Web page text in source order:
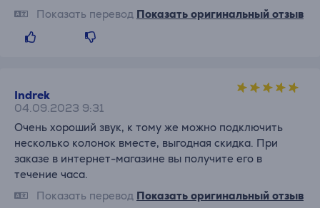
Показать перевод Показать оригинальный отзыв
Indrek
04.09.2023 9:31
Очень хороший звук, к тому же можно подключить
несколько колонок вместе, выгодная скидка. При
заказе в интернет-магазине вы получите его в
течение часа.
Показать перевод Показать оригинальный отзыв